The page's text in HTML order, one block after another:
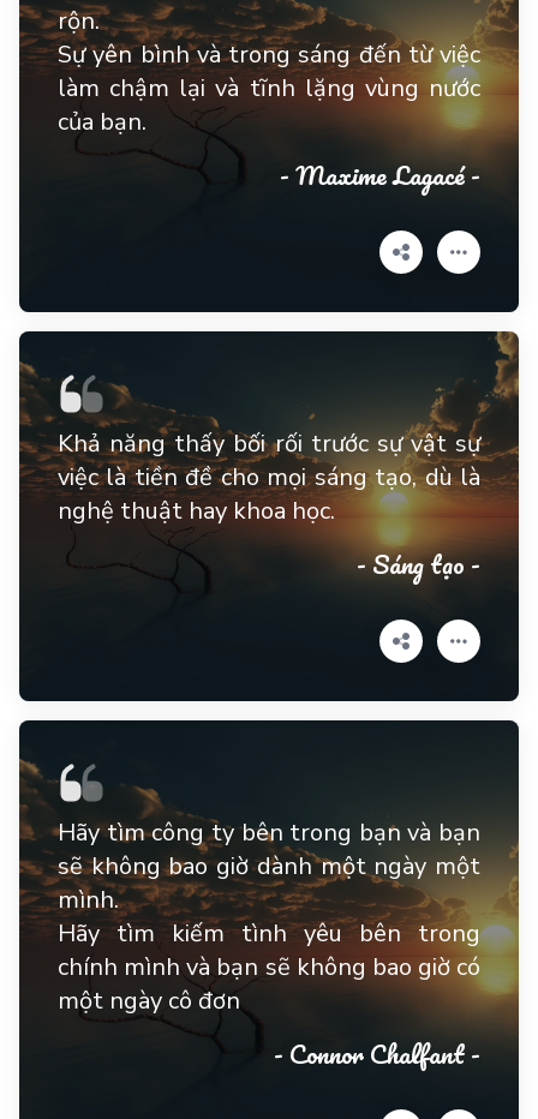
rộn.
Sự yên bình và trong sáng đến từ việc
làm chậm lại và tĩnh lặng vùng nước
của bạn.
- Maxime Lagacé -
Khả năng thấy bối rối trước sự vật sự
việc là tiền đề cho mọi sáng tạo, dù là
nghệ thuật hay khoa học.
- Sáng tạo -
Hãy tìm công ty bên trong bạn và bạn
sẽ không bao giờ dành một ngày một
mình.
Hãy tìm kiếm tình yêu bên trong
chính mình và bạn sẽ không bao giờ có
một ngày cô đơn
- Connor Chalfant -